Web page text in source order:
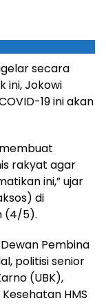
secara
ini, Jokowi
19 ini akan
rakyat agar
ini,” ujar
di
(4/5).
Pembina
politisi senior
(UBK),
HMS